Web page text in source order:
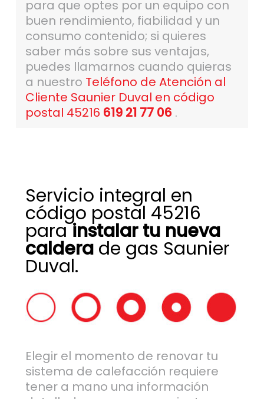
para que optes por un equipo con
buen rendimiento, fiabilidad y un
consumo contenido; si quieres
saber más sobre sus ventajas,
puedes llamarnos cuando quieras
a nuestro Teléfono de Atención al
Cliente Saunier Duval en código
postal 45216 619 21 77 06 .
Servicio integral en
código postal 45216
parainstalar tu nueva
calderade gas Saunier
Duval.
Elegir el momento de renovar tu
sistema de calefacción requiere
tener a mano una información